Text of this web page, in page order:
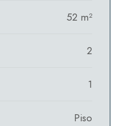
52 m²
2
1
Piso